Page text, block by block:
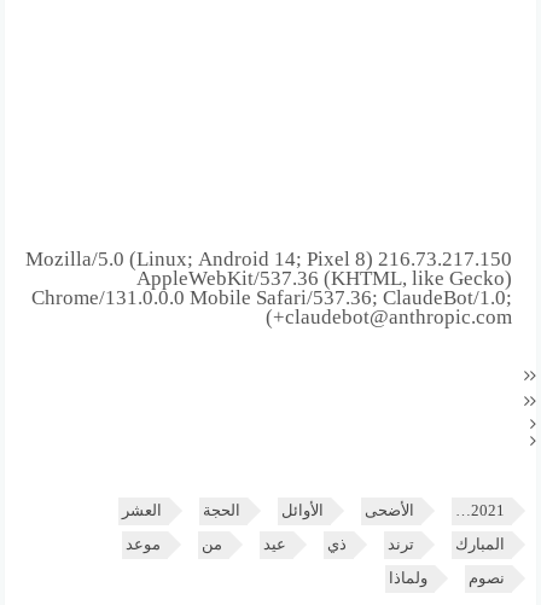
216.73.217.150 Mozilla/5.0 (Linux; Android 14; Pixel 8)
AppleWebKit/537.36 (KHTML, like Gecko)
Chrome/131.0.0.0 Mobile Safari/537.36; ClaudeBot/1.0;
+claudebot@anthropic.com)
2021… الأضحى الأوائل الحجة العشر
المبارك ترند ذي عيد من موعد
نصوم ولماذا